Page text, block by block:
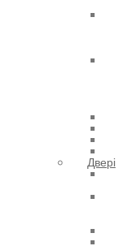
Двері